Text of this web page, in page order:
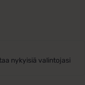
nykyisiä valintojasi